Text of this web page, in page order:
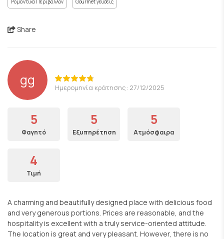
Ρομαντικό Περιβάλλον Gourmet γεύσεις
Share
gg Ημερομηνία κράτησης: 27/12/2025
5
Φαγητό
5
Εξυπηρέτηση
5
Ατμόσφαιρα
4
Τιμή
A charming and beautifully designed place with delicious food
and very generous portions. Prices are reasonable, and the
hospitality is excellent with a truly service-oriented attitude.
The location is great and very pleasant. However, there is no